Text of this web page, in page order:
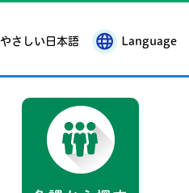
やさしい日本語 Language